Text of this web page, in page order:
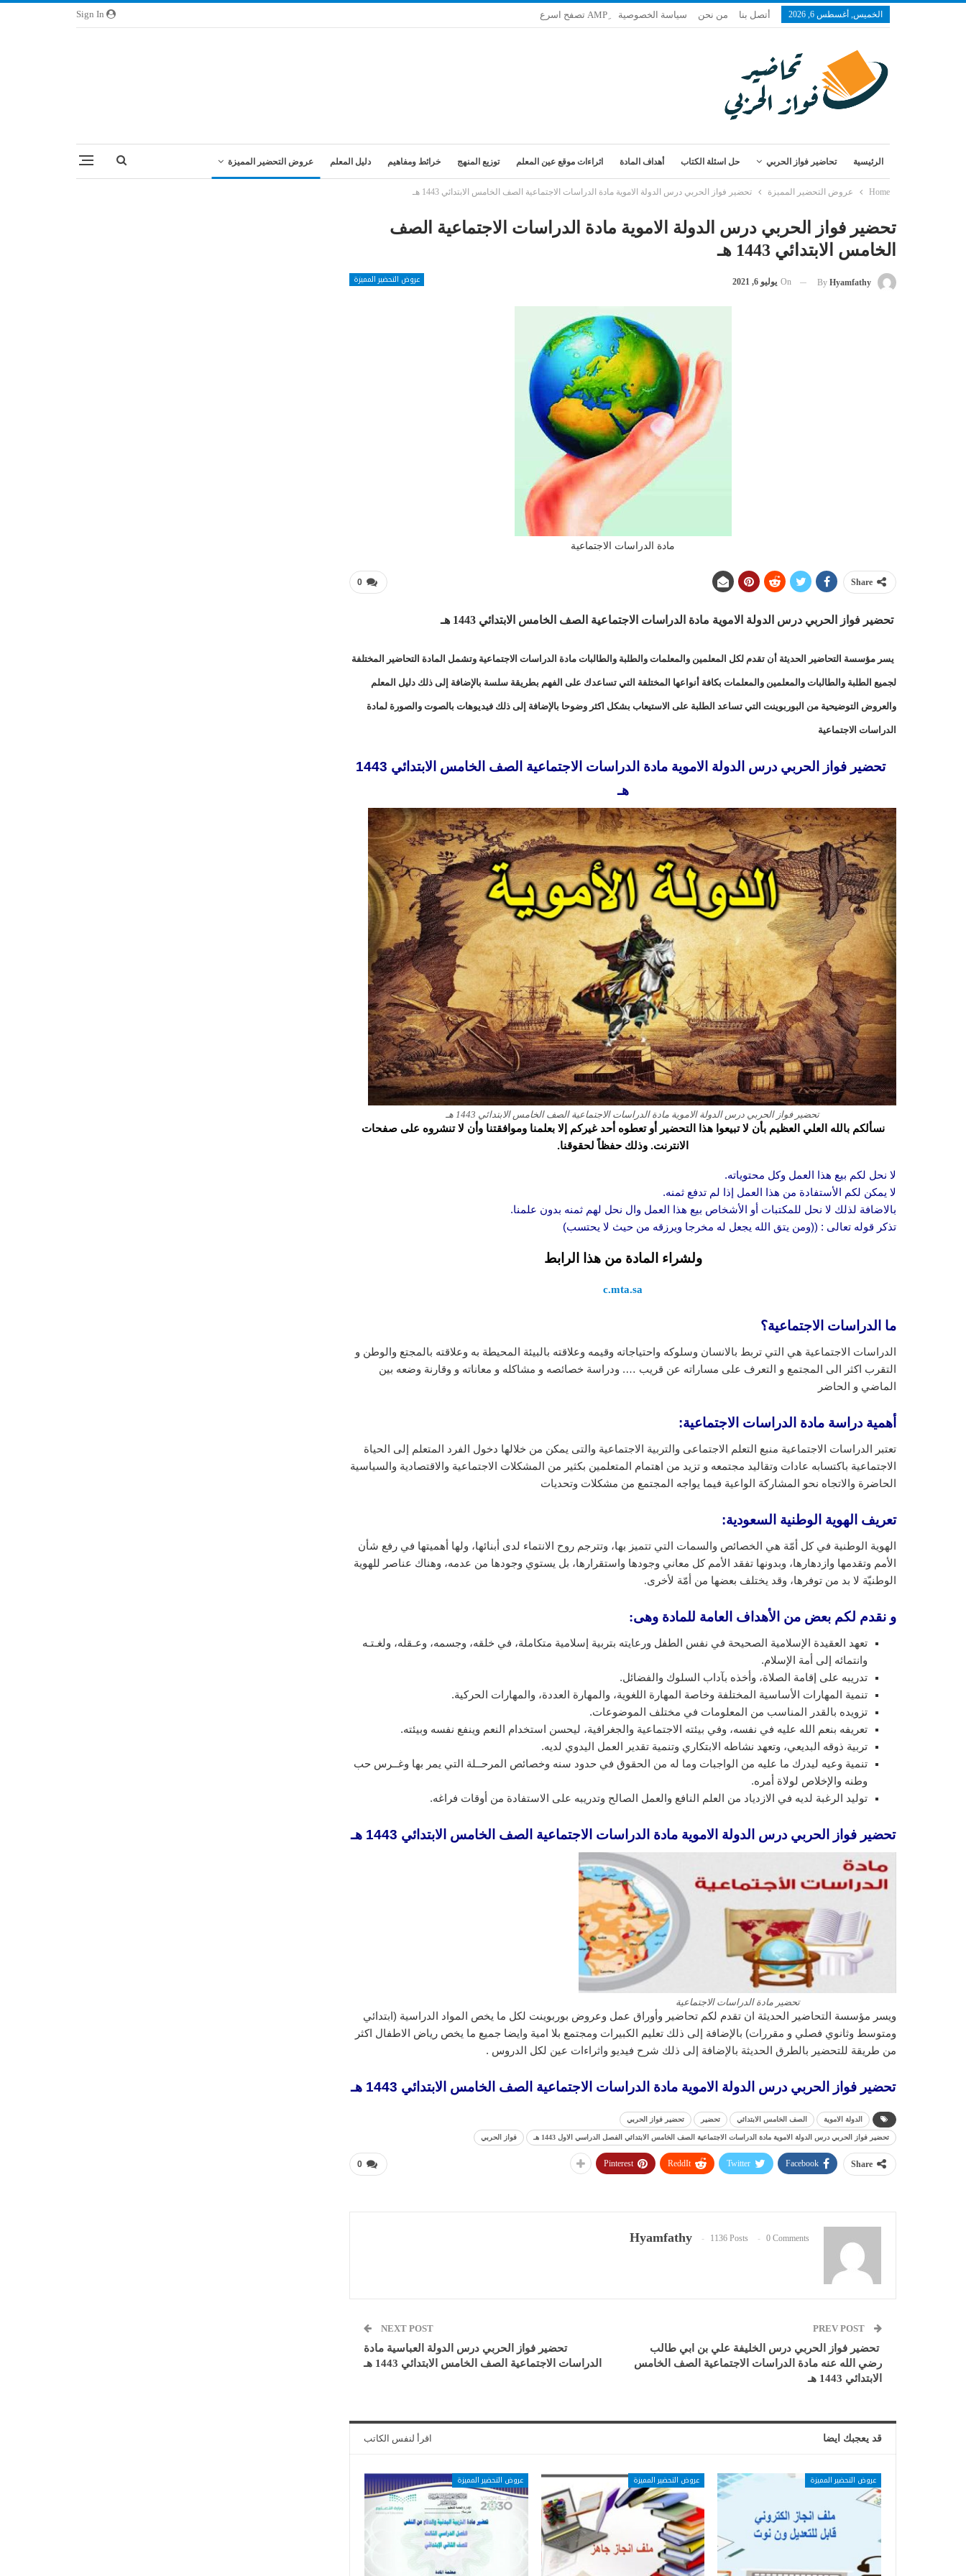
الخميس, أغسطس 6, 2026 أتصل بنا من نحن سياسة الخصوصية
الرئيسية تحاضير فواز الحربي حل اسئلة الكتاب أهداف المادة اثراءات موقع عين المعلم توزيع المنهج خرائط ومفاهيم دليل المعلم عروض التحضير المميزة
Home عروض التحضير المميزة تحضير فواز الحربي درس الدولة الاموية مادة الدراسات الاجتماعية الصف الخامس الابتدائي 1443 هـ
تحضير فواز الحربي درس الدولة الاموية مادة الدراسات الاجتماعية الصف
الخامس الابتدائي 1443 هـ
عروض التحضير المميزة By Hyamfathy
On يوليو 6, 2021
مادة الدراسات الاجتماعية
0 Share
تحضير فواز الحربي درس الدولة الاموية مادة الدراسات الاجتماعية الصف الخامس الابتدائي 1443 هـ
يسر مؤسسة التحاضير الحديثة أن تقدم لكل المعلمين والمعلمات والطلبة والطالبات مادة الدراسات الاجتماعية وتشمل المادة التحاضير المختلفة
لجميع الطلبة والطالبات والمعلمين والمعلمات بكافة أنواعها المختلفة التي تساعدك على الفهم بطريقة سلسة بالإضافة إلى ذلك دليل المعلم
والعروض التوضيحية من البوربوينت التي تساعد الطلبة على الاستيعاب بشكل اكثر وضوحا بالإضافة إلى ذلك فيديوهات بالصوت والصورة لمادة
الدراسات الاجتماعية
تحضير فواز الحربي درس الدولة الاموية مادة الدراسات الاجتماعية الصف الخامس الابتدائي 1443
هـ
تحضير فواز الحربي درس الدولة الاموية مادة الدراسات الاجتماعية الصف الخامس الابتدائي 1443 هـ
نسألكم بالله العلي العظيم بأن لا تبيعوا هذا التحضير أو تعطوه أحد غيركم إلا بعلمنا وموافقتنا وأن لا تنشروه على صفحات
الانترنت. وذلك حفظاً لحقوقنا.
لا نحل لكم بيع هذا العمل وكل محتوياته.
لا يمكن لكم الأستفادة من هذا العمل إذا لم تدفع ثمنه.
بالاضافة لذلك لا نحل للمكتبات أو الأشخاص بيع هذا العمل وال نحل لهم ثمنه بدون علمنا.
تذكر قوله تعالى : ((ومن يتق الله يجعل له مخرجا ويرزقه من حيث لا يحتسب)
ولشراء المادة من هذا الرابط
c.mta.sa
ما الدراسات الاجتماعية؟
الدراسات الاجتماعية هي التي تربط بالانسان وسلوكه واحتياجاته وقيمه وعلاقته بالبيئة المحيطة به وعلاقته بالمجتع والوطن و
التقرب اكثر الى المجتمع و التعرف على مساراته عن قريب …. ودراسة خصائصه و مشاكله و معاناته و وقارنة وضعه بين
الماضي و الحاضر
أهمية دراسة مادة الدراسات الاجتماعية:
تعتبر الدراسات الاجتماعية منبع التعلم الاجتماعى والتربية الاجتماعية والتى يمكن من خلالها دخول الفرد المتعلم إلى الحياة
الاجتماعية باكتسابه عادات وتقاليد مجتمعه و تزيد من اهتمام المتعلمين بكثير من المشكلات الاجتماعية والاقتصادية والسياسية
الحاضرة والاتجاه نحو المشاركة الواعية فيما يواجه المجتمع من مشكلات وتحديات
تعريف الهوية الوطنية السعودية:
الهوية الوطنية في كل أمّة هي الخصائص والسمات التي تتميز بها، وتترجم روح الانتماء لدى أبنائها، ولها أهميتها في رفع شأن
الأمم وتقدمها وازدهارها، وبدونها تفقد الأمم كل معاني وجودها واستقرارها، بل يستوي وجودها من عدمه، وهناك عناصر للهوية
الوطنيّة لا بد من توفرها، وقد يختلف بعضها من أمّة لأخرى.
و نقدم لكم بعض من الأهداف العامة للمادة وهى:
تعهد العقيدة الإسلامية الصحيحة في نفس الطفل ورعايته بتربية إسلامية متكاملة، في خلقه، وجسمه، وعـقله، ولغـتـه
وانتمائه إلى أمة الإسلام.
تدريبه على إقامة الصلاة، وأخذه بآداب السلوك والفضائل.
تنمية المهارات الأساسية المختلفة وخاصة المهارة اللغوية، والمهارة العددة، والمهارات الحركية.
تزويده بالقدر المناسب من المعلومات في مختلف الموضوعات.
تعريفه بنعم الله عليه في نفسه، وفي بيئته الاجتماعية والجغرافية، ليحسن استخدام النعم وينفع نفسه وبيئته.
تربية ذوقه البديعي، وتعهد نشاطه الابتكاري وتنمية تقدير العمل اليدوي لديه.
تنمية وعيه ليدرك ما عليه من الواجبات وما له من الحقوق في حدود سنه وخصائص المرحــلة التي يمر بها وغــرس حب
وطنه والإخلاص لولاة أمره.
توليد الرغبة لديه في الازدياد من العلم النافع والعمل الصالح وتدريبه على الاستفادة من أوقات فراغه.
تحضير فواز الحربي درس الدولة الاموية مادة الدراسات الاجتماعية الصف الخامس الابتدائي 1443 هـ
تحضير مادة الدراسات الاجتماعية
ويسر مؤسسة التحاضير الحديثة ان تقدم لكم تحاضير وأوراق عمل وعروض بوربوينت لكل ما يخص المواد الدراسية (ابتدائي
ومتوسط وثانوي فصلي و مقررات) بالإضافة إلى ذلك تعليم الكبيرات ومجتمع بلا امية وايضا جميع ما يخص رياض الاطفال اكثر
من طريقة للتحضير بالطرق الحديثة بالإضافة إلى ذلك شرح فيديو واثراءات عين لكل الدروس .
تحضير فواز الحربي درس الدولة الاموية مادة الدراسات الاجتماعية الصف الخامس الابتدائي 1443 هـ
الدولة الاموية الصف الخامس الابتدائي تحضير تحضير فواز الحربي
تحضير فواز الحربي درس الدولة الاموية مادة الدراسات الاجتماعية الصف الخامس الابتدائي الفصل الدراسي الاول 1443 هـ فواز الحربي
0 Share
Facebook
Twitter
ReddIt
Pinterest
Hyamfathy 1136 Posts 0 Comments
تحضير فواز الحربي درس الخليفة علي بن ابي طالب
رضي الله عنه مادة الدراسات الاجتماعية الصف الخامس
الابتدائي 1443 هـ
NEXT POST
تحضير فواز الحربي درس الدولة العباسية مادة
الدراسات الاجتماعية الصف الخامس الابتدائي 1443 هـ
قد يعجبك ايضا اقرأ لنفس الكاتب
عروض التحضير المميزة عروض التحضير المميزة عروض التحضير المميزة